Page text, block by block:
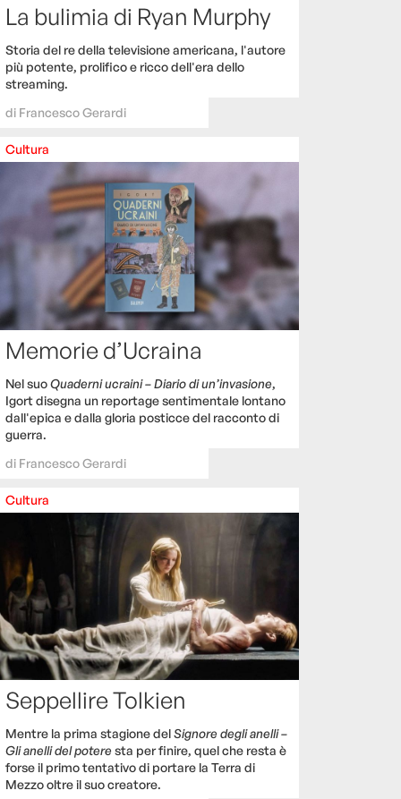
La bulimia di Ryan Murphy
Storia del re della televisione americana, l'autore
più potente, prolifico e ricco dell'era dello
streaming.
di Francesco Gerardi
Cultura
Memorie d’Ucraina
Nel suoQuaderni ucraini – Diario di un’invasione,
Igort disegna un reportage sentimentale lontano
dall'epica e dalla gloria posticce del racconto di
guerra.
di Francesco Gerardi
Cultura
Seppellire Tolkien
Mentre la prima stagione delSignore degli anelli –
Gli anelli del potere sta per finire, quel che resta è
forse il primo tentativo di portare la Terra di
Mezzo oltre il suo creatore.